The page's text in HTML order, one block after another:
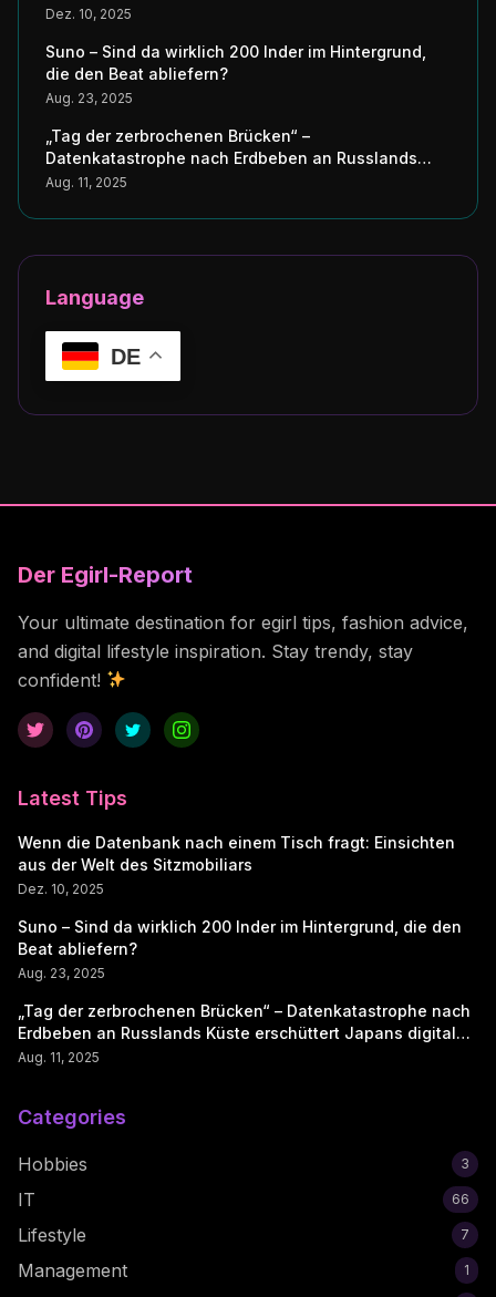
Dez. 10, 2025
Suno – Sind da wirklich 200 Inder im Hintergrund,
die den Beat abliefern?
Aug. 23, 2025
„Tag der zerbrochenen Brücken“ –
Datenkatastrophe nach Erdbeben an Russlands
Küste erschüttert Japans digitale Seele
Aug. 11, 2025
Language
DE
Der Egirl-Report
Your ultimate destination for egirl tips, fashion advice,
and digital lifestyle inspiration. Stay trendy, stay
confident!
Latest Tips
Wenn die Datenbank nach einem Tisch fragt: Einsichten
aus der Welt des Sitzmobiliars
Dez. 10, 2025
Suno – Sind da wirklich 200 Inder im Hintergrund, die den
Beat abliefern?
Aug. 23, 2025
„Tag der zerbrochenen Brücken“ – Datenkatastrophe nach
Erdbeben an Russlands Küste erschüttert Japans digitale
Seele
Aug. 11, 2025
Categories
Hobbies 3
IT 66
Lifestyle 7
Management 1